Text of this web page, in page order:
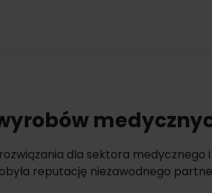
dla sektora medycznego i
reputację niezawodnego